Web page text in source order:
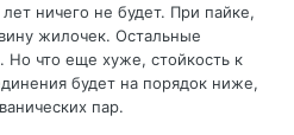
ничего не будет. При пайке,
жилочек. Остальные
Но что еще хуже, стойкость к
будет на порядок ниже,
пар.